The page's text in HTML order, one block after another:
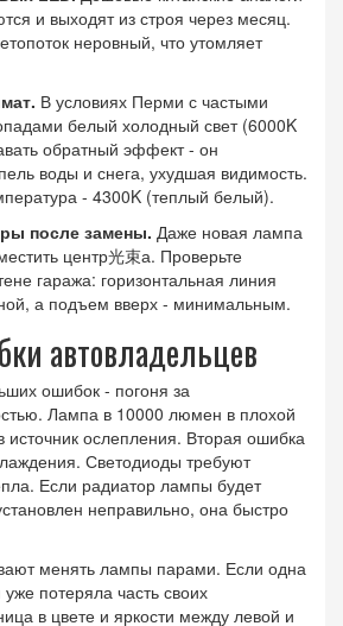
и выходят из строя через месяц.
неровный, что утомляет
В условиях Перми с частыми
белый холодный свет (6000K
обратный эффект - он
воды и снега, ухудшая видимость.
- 4300K (теплый белый).
после замены. Даже новая лампа
центр光束а. Проверьте
гаража: горизонтальная линия
а подъем вверх - минимальным.
автовладельцев
ошибок - погоня за
Лампа в 10000 люмен в плохой
источник ослепления. Вторая ошибка
Светодиоды требуют
Если радиатор лампы будет
неправильно, она быстро
менять лампы парами. Если одна
потеряла часть своих
в цвете и яркости между левой и